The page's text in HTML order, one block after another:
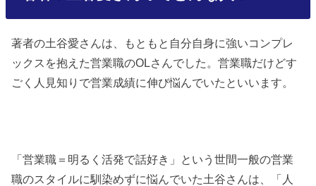
著者の土谷愛さんは、もともと自分自身に強いコンプレ
ックスを抱えた営業職のOLさんでした。営業職だけどす
ごく人見知りで営業成績に伸び悩んでいたといいます。
「営業職＝明るく活発で話好き」という世間一般の営業
職のスタイルに馴染めずに悩んでいた土谷さんは、「人